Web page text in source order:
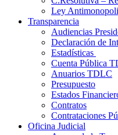
Ley
Transparencia
Audiencias
Declaración de
Estadísticas
Cuenta Pública
Anuarios TDLC
Presupuesto
Estados
Contratos
Contrataciones
Oficina Judicial